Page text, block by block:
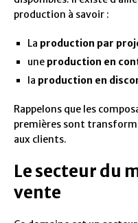
production à savoir :
La production par
une production en
la production en
Rappelons que les
premières sont
aux clients.
Le secteur du
vente